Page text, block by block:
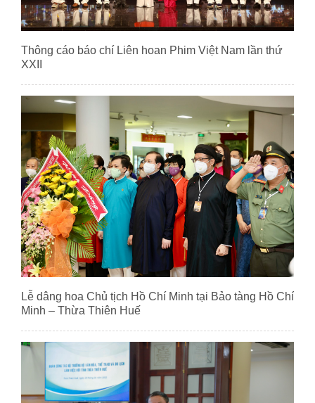
Thông cáo báo chí Liên hoan Phim Việt Nam lần thứ
XXII
Lễ dâng hoa Chủ tịch Hồ Chí Minh tại Bảo tàng Hồ Chí
Minh – Thừa Thiên Huế